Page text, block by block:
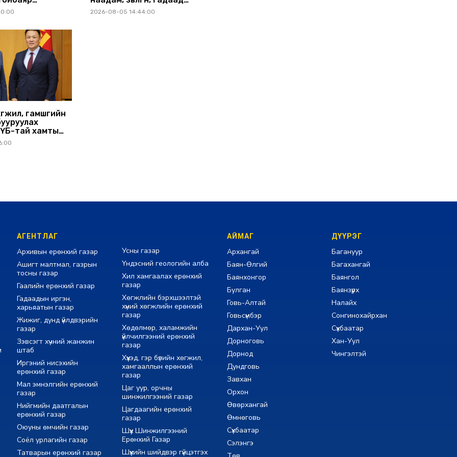
аймагт
томилолтыг хориглолоо
2026-08-05 14:44:00
гамшгийн
тай хамтын
өргөжүүлэхээр
АГЕНТЛАГ
Архивын ерөнхий газар
Ашигт малтмал, газрын
тосны газар
Гаалийн ерөнхий газар
Гадаадын иргэн,
харьяатын газар
Жижиг, дунд үйлдвэрийн
газар
Зэвсэгт хүчний жанжин
штаб
Иргэний нисэхийн
ерөнхий газар
Мал эмнэлгийн ерөнхий
газар
Нийгмийн даатгалын
ерөнхий газар
Оюуны өмчийн газар
Соёл урлагийн газар
Татварын ерөнхий газар
Усны газар
Үндэсний геологийн алба
Хил хамгаалах ерөнхий
газар
Хөгжлийн бэрхшээлтэй
хүний хөгжлийн ерөнхий
газар
Хөдөлмөр, халамжийн
үйлчилгээний ерөнхий
газар
Хүүхэд, гэр бүлийн хөгжил,
хамгааллын ерөнхий
газар
Цаг уур, орчны
шинжилгээний газар
Цагдаагийн ерөнхий
газар
Шүүх Шинжилгээний
Ерөнхий Газар
Шүүхийн шийдвэр гүйцэтгэх
АЙМАГ
Архангай
Баян-Өлгий
Баянхонгор
Булган
Говь-Алтай
Говьсүмбэр
Дархан-Уул
Дорноговь
Дорнод
Дундговь
Завхан
Орхон
Өвөрхангай
Өмнөговь
Сүхбаатар
Сэлэнгэ
ДҮҮРЭГ
Багануур
Багахангай
Баянгол
Баянзүрх
Налайх
Сонгинохайрхан
Сүхбаатар
Хан-Уул
Чингэлтэй